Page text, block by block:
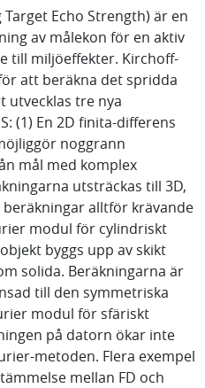
Target Echo Strength) är en
av målekon för en aktiv
till miljöeffekter. Kirchoff-
att beräkna det spridda
utvecklas tre nya
(1) En 2D finita-differens
noggrann
mål med komplex
utsträckas till 3D,
alltför krävande
modul för cylindriskt
byggs upp av skikt
solida. Beräkningarna är
till den symmetriska
modul för sfäriskt
på datorn ökar inte
metoden. Flera exempel
mellan FD och